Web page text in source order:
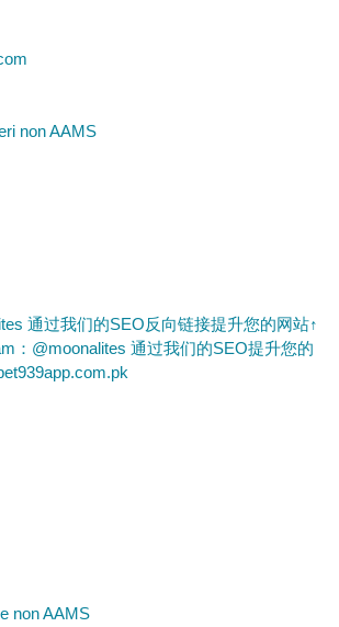
non AAMS
通过我们的SEO反向链接提升您的网站↑
：@moonalites 通过我们的SEO提升您的
non AAMS